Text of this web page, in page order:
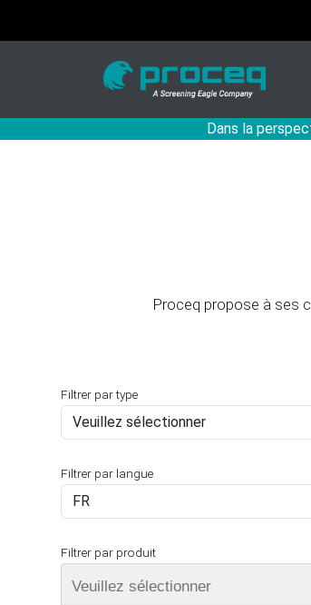
Dans la
Proceq propose à ses
Filtrer par type
Filtrer par langue
Filtrer par produit